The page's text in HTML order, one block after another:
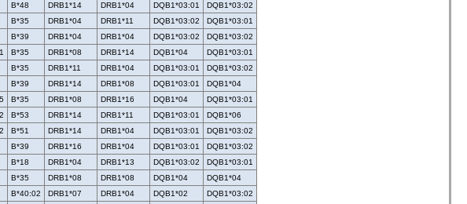
B*48 DRB1*14 DRB1*04 DQB1*03:01
DQB1*03:02
B*35 DRB1*04 DRB1*11 DQB1*03:02
DQB1*03:01
B*39 DRB1*04 DRB1*04 DQB1*03:02
DQB1*03:02
B*35 DRB1*08 DRB1*14 DQB1*04
DQB1*03:01
B*35 DRB1*11 DRB1*04 DQB1*03:01
DQB1*03:02
B*39 DRB1*14 DRB1*08 DQB1*03:01
DQB1*04
B*35 DRB1*08 DRB1*16 DQB1*04
DQB1*03:01
B*53 DRB1*14 DRB1*11 DQB1*03:01
DQB1*06
B*51 DRB1*14 DRB1*04 DQB1*03:01
DQB1*03:02
B*39 DRB1*16 DRB1*04 DQB1*03:01
DQB1*03:02
B*18 DRB1*04 DRB1*13 DQB1*03:02
DQB1*03:01
B*35 DRB1*08 DRB1*08 DQB1*04
DQB1*04
B*40:02 DRB1*07 DRB1*04 DQB1*02
DQB1*03:02